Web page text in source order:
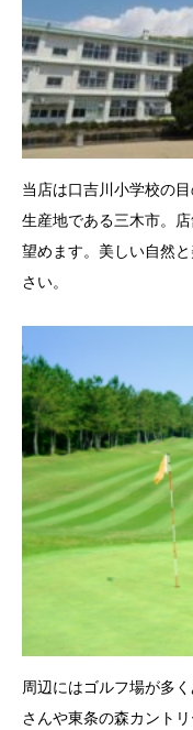
当店は口吉川小学校の
生産地である三木市。
望めます。美しい自然
さい。
周辺にはゴルフ場が多
さんや東条の森カント